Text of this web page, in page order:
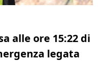
alle ore 15:22 di
legata